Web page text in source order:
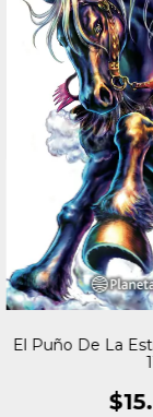
El Puño De La